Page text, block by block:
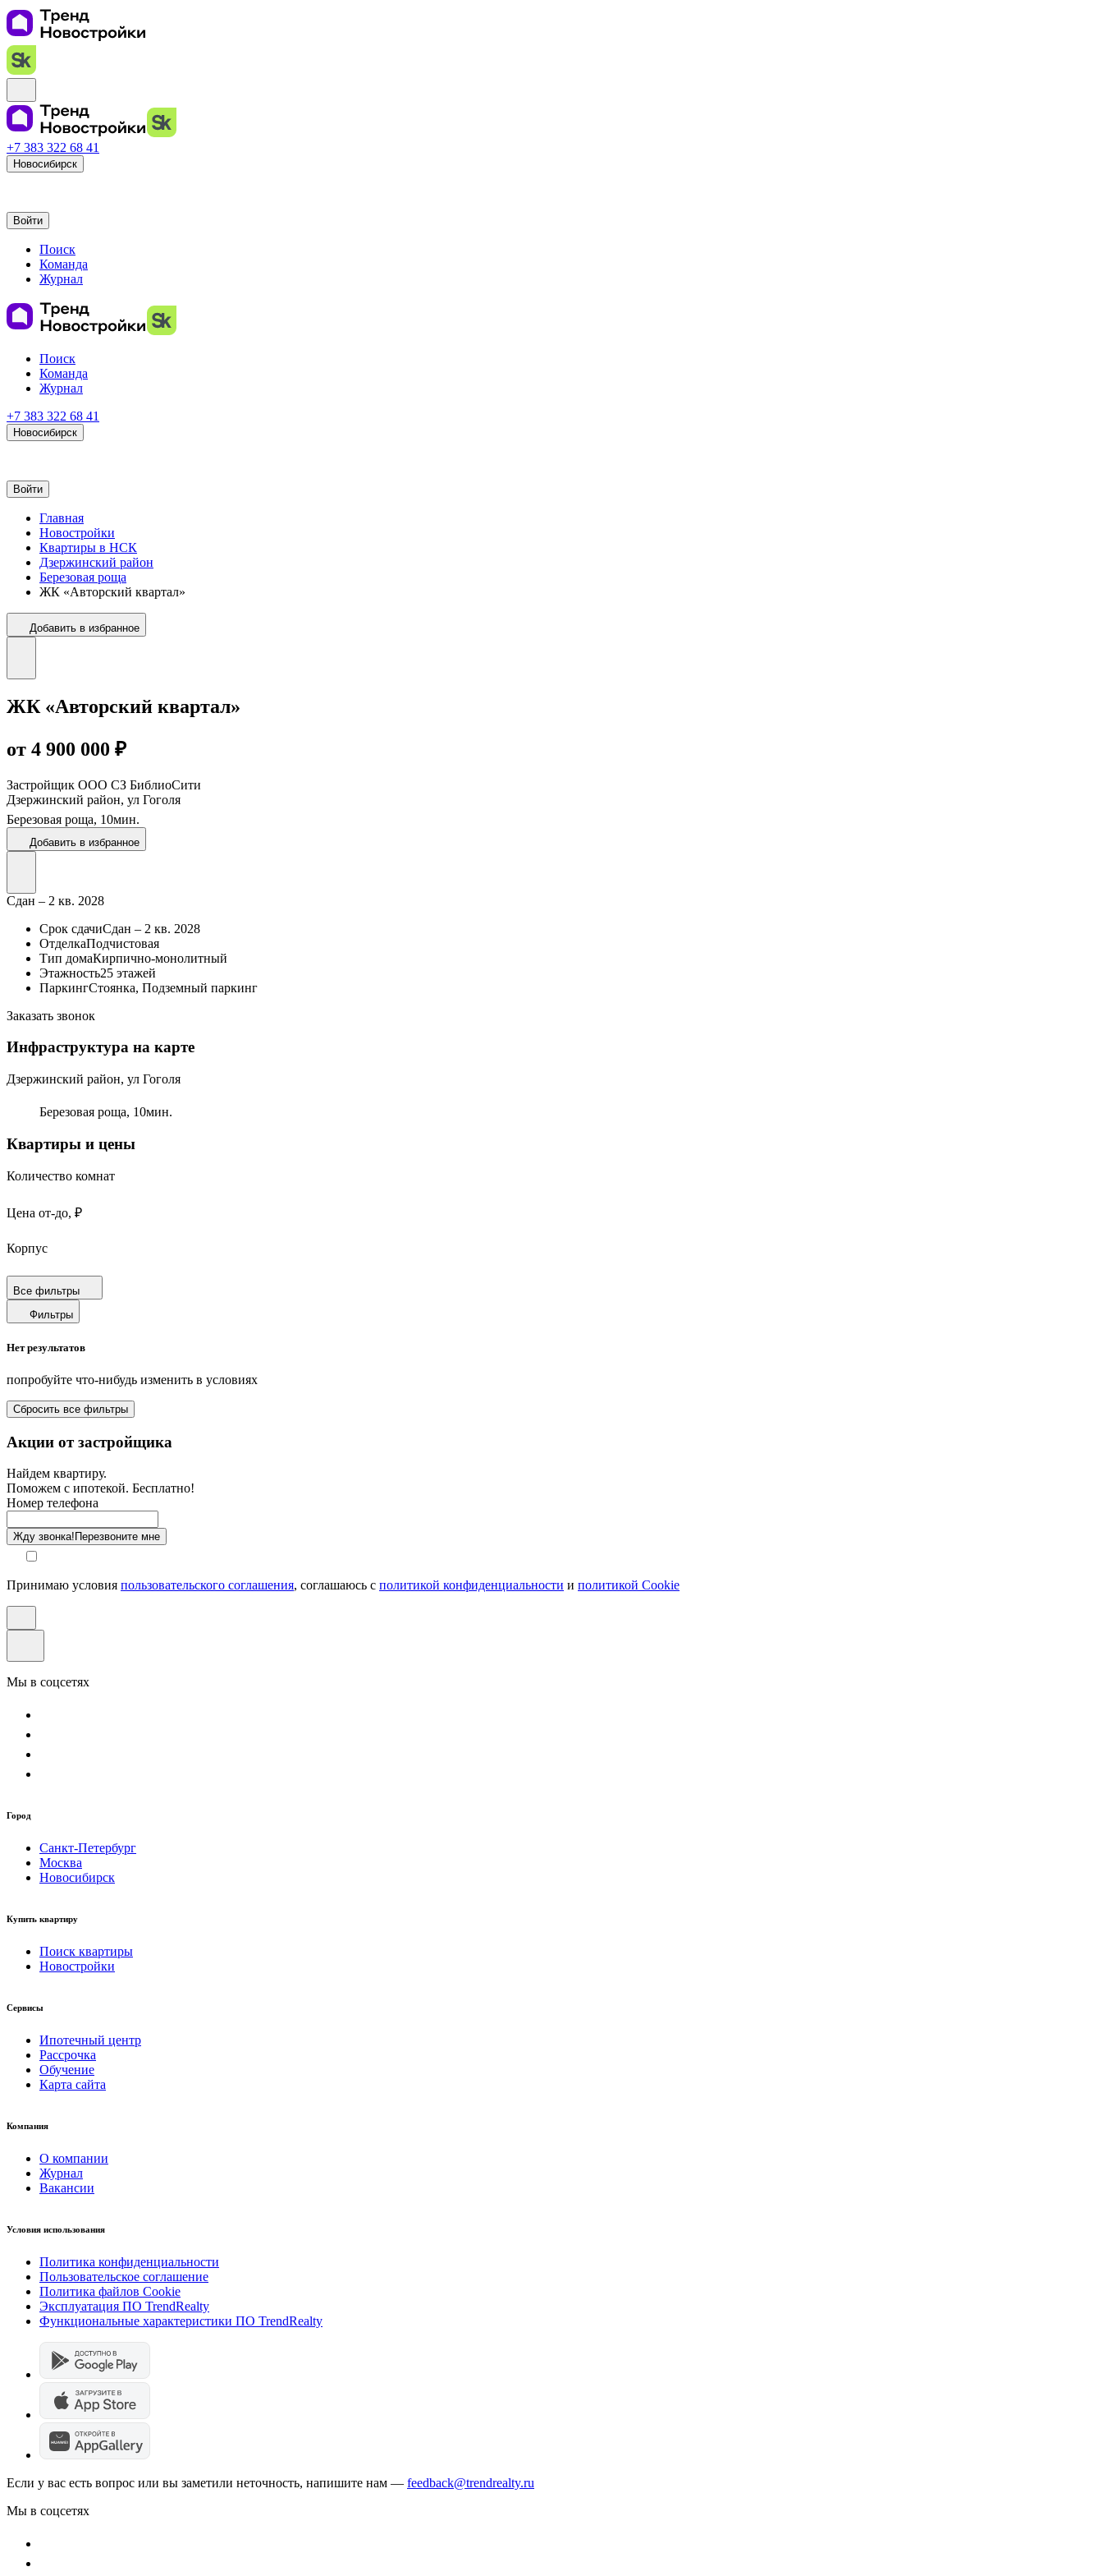
+7 383 322 68 41
Новосибирск
Войти
Поиск
Команда
Журнал
Поиск
Команда
Журнал
+7 383 322 68 41
Новосибирск
Войти
Главная
Новостройки
Квартиры в НСК
Дзержинский район
Березовая роща
ЖК «Авторский квартал»
Добавить в избранное
ЖК «Авторский квартал»
от 4 900 000 ₽
Застройщик ООО СЗ БиблиоСити
Дзержинский район, ул Гоголя
Березовая роща, 10мин.
Добавить в избранное
Сдан – 2 кв. 2028
Срок сдачиСдан – 2 кв. 2028
ОтделкаПодчистовая
Тип домаКирпично-монолитный
Этажность25 этажей
ПаркингСтоянка, Подземный паркинг
Заказать звонок
Инфраструктура на карте
Дзержинский район, ул Гоголя
Березовая роща, 10мин.
Квартиры и цены
Количество комнат
Цена от-до, ₽
Корпус
Срок сдачи
Площадь от-до, м²
Площадь кухни от-до, м²
Площадь балкона от-до, м²
Санузел
Этаж
Способ оплаты
Все фильтры
Фильтры
Нет результатов
попробуйте что-нибудь изменить в условиях
Сбросить все фильтры
Акции от застройщика
Найдем квартиру.
Поможем с ипотекой. Бесплатно!
Номер телефона
Жду звонка! Перезвоните мне
Принимаю условия пользовательского соглашения, соглашаюсь с политикой конфиденциальности и политикой Cookie
Мы в соцсетях
Город
Санкт-Петербург
Москва
Новосибирск
Купить квартиру
Поиск квартиры
Новостройки
Сервисы
Ипотечный центр
Рассрочка
Обучение
Карта сайта
Компания
О компании
Журнал
Вакансии
Условия использования
Политика конфиденциальности
Пользовательское соглашение
Политика файлов Cookie
Эксплуатация ПО TrendRealty
Функциональные характеристики ПО TrendRealty
Если у вас есть вопрос или вы заметили неточность, напишите нам — feedback@trendrealty.ru
Мы в соцсетях